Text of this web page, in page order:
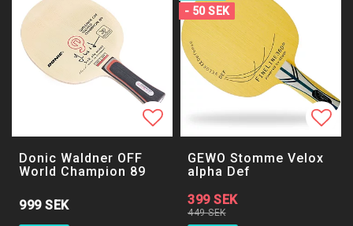
Lägg till i favoritlistan
Lägg till i favoritlistan
Donic Waldner OFF
World Champion 89
999 SEK
- 50 SEK
GEWO Stomme Velox
alpha Def
449 SEK
399 SEK